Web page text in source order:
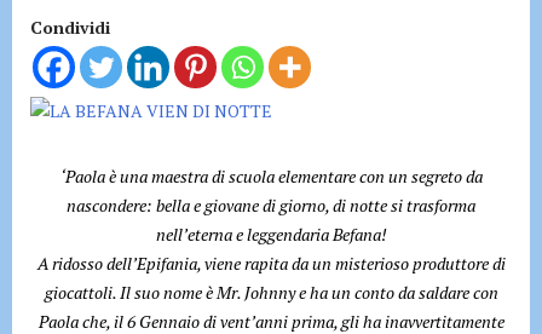
Condividi
‘Paola è una maestra di scuola elementare con un segreto da
nascondere: bella e giovane di giorno, di notte si trasforma
nell’eterna e leggendaria Befana!
A ridosso dell’Epifania, viene rapita da un misterioso produttore di
giocattoli. Il suo nome è Mr. Johnny e ha un conto da saldare con
Paola che, il 6 Gennaio di vent’anni prima, gli ha inavvertitamente